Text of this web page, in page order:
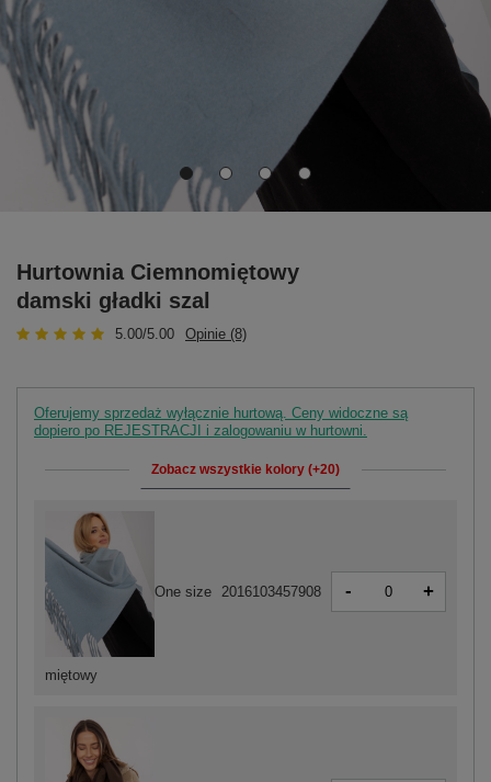
Hurtownia Ciemnomiętowy
damski gładki szal
5.00/5.00 Opinie (8)
Oferujemy sprzedaż wyłącznie hurtową. Ceny widoczne są
dopiero po REJESTRACJI i zalogowaniu w hurtowni.
Zobacz wszystkie kolory (+20)
miętowy
One size 2016103457908 - +